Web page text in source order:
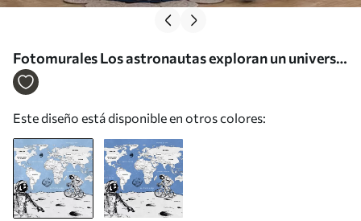
Fotomurales Los astronautas exploran un universo
caprichoso Nr. w00473
Este diseño está disponible en otros colores: